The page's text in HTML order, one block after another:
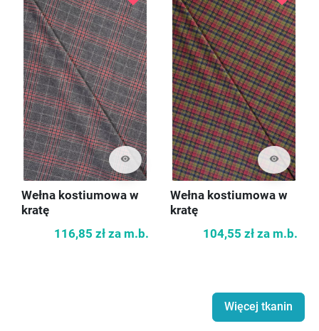
visibility
Wełna kostiumowa w
kratę
116,85 zł za m.b.
visibility
Wełna kostiumowa w
kratę
104,55 zł za m.b.
Więcej tkanin